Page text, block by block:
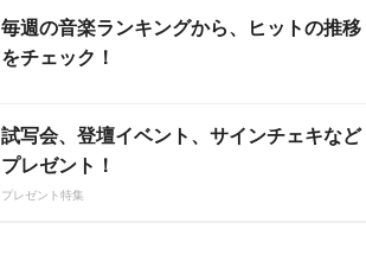
毎週の音楽ランキングから、ヒットの推移
をチェック！
試写会、登壇イベント、サインチェキなど
プレゼント！
プレゼント特集